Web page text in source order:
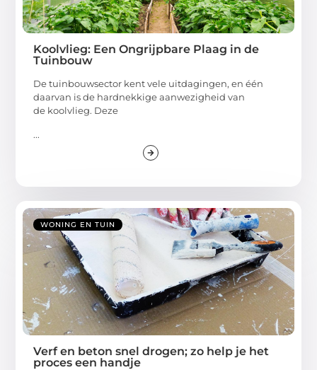
Koolvlieg: Een Ongrijpbare Plaag in de
Tuinbouw
De tuinbouwsector kent vele uitdagingen, en één
daarvan is de hardnekkige aanwezigheid van
de koolvlieg. Deze
...
WONING EN TUIN
Verf en beton snel drogen; zo help je het
proces een handje